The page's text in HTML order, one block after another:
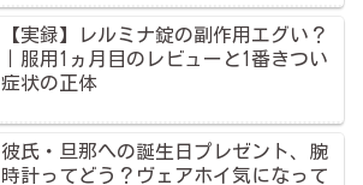
【実録】レルミナ錠の副作用エグい？
｜服用1ヵ月目のレビューと1番きつい
症状の正体
彼氏・旦那への誕生日プレゼント、腕
時計ってどう？ヴェアホイ気になって